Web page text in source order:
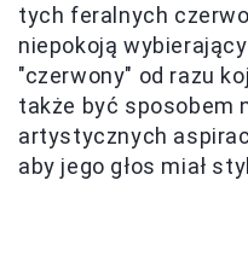
tych feralnych
niepokoją
"czerwony" od razu
także być sposobem
artystycznych
aby jego głos miał